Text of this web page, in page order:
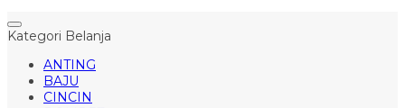
Kategori Belanja
ANTING
BAJU
CINCIN